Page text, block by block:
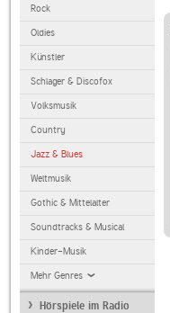
Rock
Oldies
Künstler
Schlager & Discofox
Volksmusik
Country
Jazz & Blues
Weltmusik
Gothic & Mittelalter
Soundtracks & Musical
Kinder-Musik
Mehr Genres
Hörspiele im Radio